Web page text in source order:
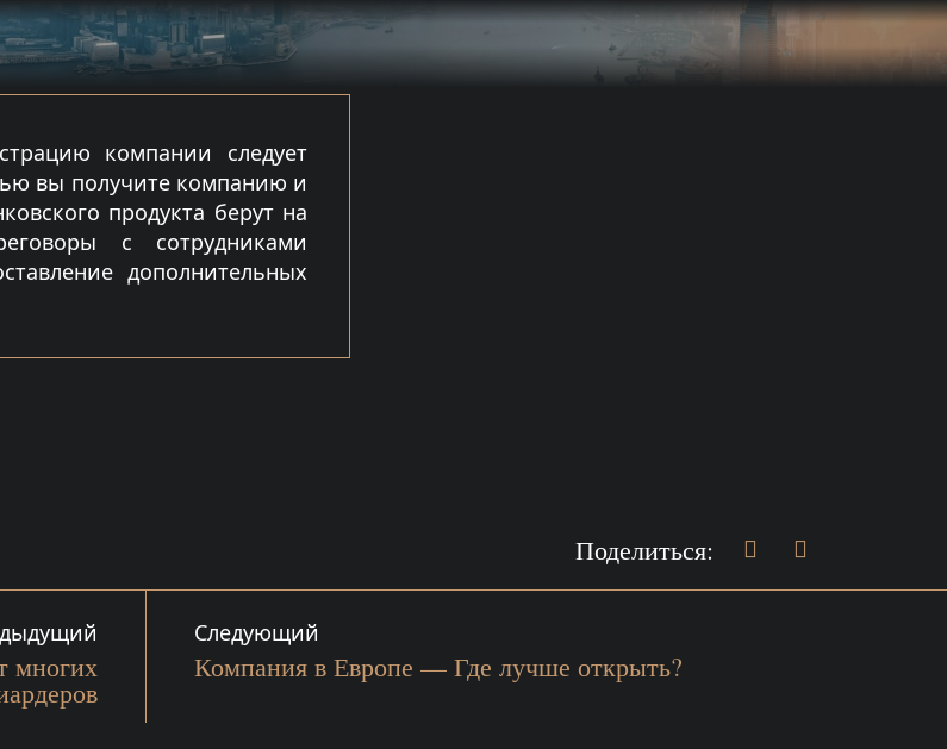
компании следует
вы получите компанию и
продукта берут на
с сотрудниками
дополнительных
Поделиться:
многих
Следующий
Компания в Европе — Где лучше открыть?